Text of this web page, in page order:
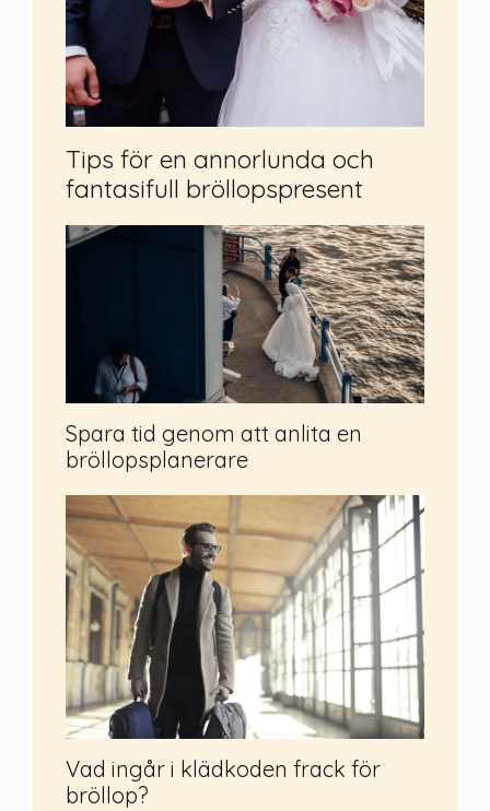
Tips för en annorlunda och
fantasifull bröllopspresent
Spara tid genom att anlita en
bröllopsplanerare
Vad ingår i klädkoden frack för
bröllop?